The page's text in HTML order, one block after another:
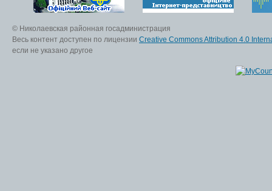
© Николаевская районная госадминистрация
Весь контент доступен по лицензии Creative Commons Attribution 4.0
если не указано другое